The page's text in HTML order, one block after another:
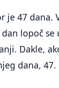
47 dana.
lopoč se
Dakle,
dana,